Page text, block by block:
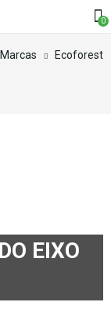
0
Ecoforest
EIXO